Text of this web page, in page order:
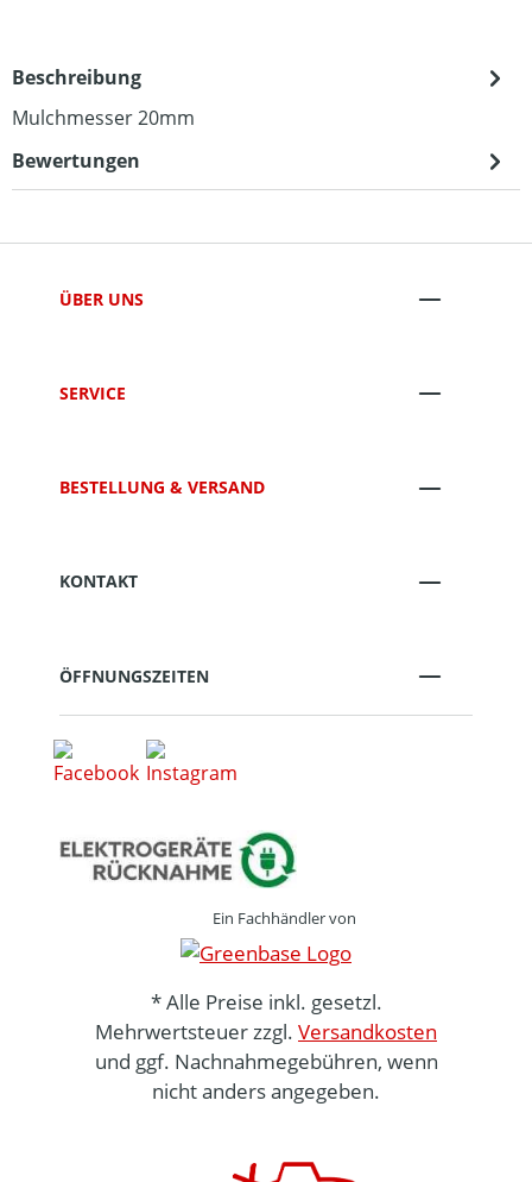
Beschreibung
Mulchmesser 20mm
Bewertungen
ÜBER UNS
SERVICE
BESTELLUNG & VERSAND
KONTAKT
ÖFFNUNGSZEITEN
Ein Fachhändler von
* Alle Preise inkl. gesetzl.
Mehrwertsteuer zzgl. Versandkosten
und ggf. Nachnahmegebühren, wenn
nicht anders angegeben.